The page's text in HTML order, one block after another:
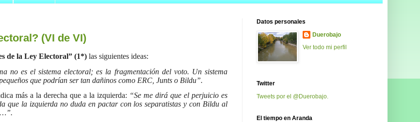
(VI de VI)
de la Ley Electoral” (1*) las siguientes ideas:
no es el sistema electoral; es la fragmentación del voto. Un sistema
que podrían ser tan dañinos como ERC, Junts o Bildu”.
más a la derecha que a la izquierda: “Se me dirá que el perjuicio es
que la izquierda no duda en pactar con los separatistas y con Bildu al
Datos personales
Duerobajo
Ver todo mi perfil
Twitter
Tweets por el @Duerobajo.
El tiempo en Aranda